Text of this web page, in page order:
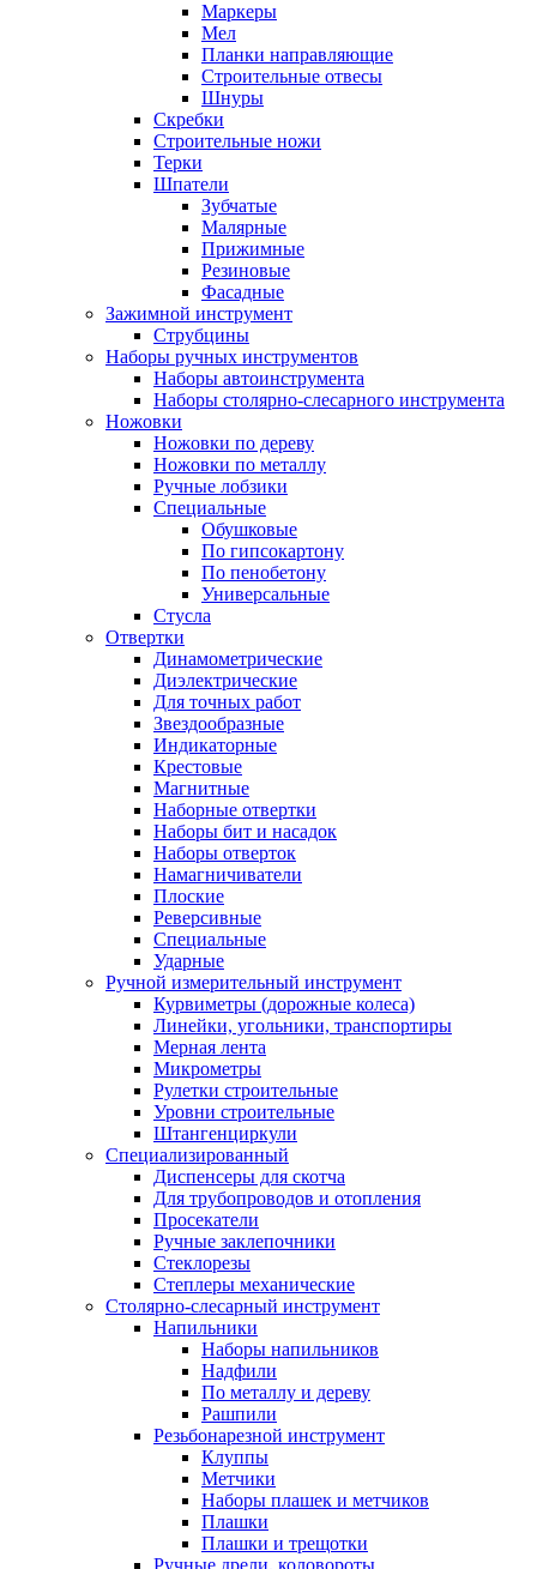
Маркеры
Мел
Планки направляющие
Строительные отвесы
Шнуры
Скребки
Строительные ножи
Терки
Шпатели
Зубчатые
Малярные
Прижимные
Резиновые
Фасадные
Зажимной инструмент
Струбцины
Наборы ручных инструментов
Наборы автоинструмента
Наборы столярно-слесарного инструмента
Ножовки
Ножовки по дереву
Ножовки по металлу
Ручные лобзики
Специальные
Обушковые
По гипсокартону
По пенобетону
Универсальные
Стусла
Отвертки
Динамометрические
Диэлектрические
Для точных работ
Звездообразные
Индикаторные
Крестовые
Магнитные
Наборные отвертки
Наборы бит и насадок
Наборы отверток
Намагничиватели
Плоские
Реверсивные
Специальные
Ударные
Ручной измерительный инструмент
Курвиметры (дорожные колеса)
Линейки, угольники, транспортиры
Мерная лента
Микрометры
Рулетки строительные
Уровни строительные
Штангенциркули
Специализированный
Диспенсеры для скотча
Для трубопроводов и отопления
Просекатели
Ручные заклепочники
Стеклорезы
Степлеры механические
Столярно-слесарный инструмент
Напильники
Наборы напильников
Надфили
По металлу и дереву
Рашпили
Резьбонарезной инструмент
Клуппы
Метчики
Наборы плашек и метчиков
Плашки
Плашки и трещотки
Ручные дрели, коловороты